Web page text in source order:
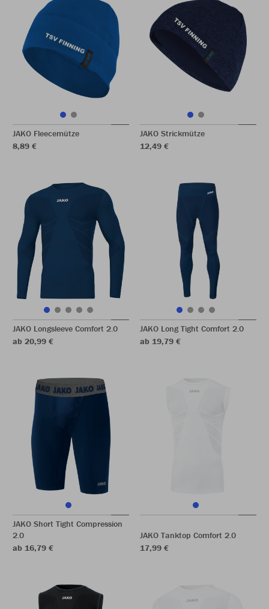
JAKO Fleecemütze
8,89 €
JAKO Strickmütze
12,49 €
JAKO Longsleeve Comfort 2.0
ab 20,99 €
JAKO Long Tight Comfort 2.0
ab 19,79 €
JAKO Short Tight Compression
2.0
ab 16,79 €
JAKO Tanktop Comfort 2.0
17,99 €